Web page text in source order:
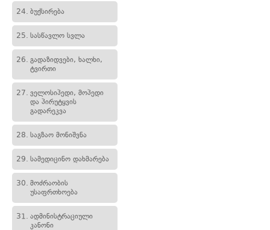
24. ბუქსირება
25. სასწავლო სვლა
26. გადაზიდვები, ხალხი,
ტვირთი
27. ველოსიპედი, მოპედი
და პირუტყვის
გადარეკვა
28. საგზაო მონიშვნა
29. სამედიცინო დახმარება
30. მოძრაობის
უსაფრთხოება
31. ადმინისტრაციული
კანონი